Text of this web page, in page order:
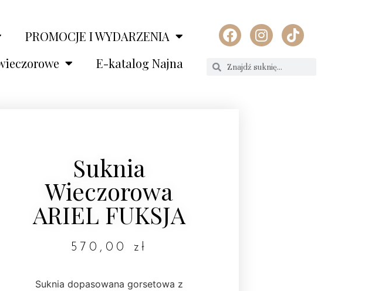
PROMOCJE I WYDARZENIA
E-katalog Najna
Suknia
Wieczorowa
ARIEL FUKSJA
570,00 zł
Suknia dopasowana gorsetowa z